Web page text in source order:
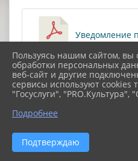
Уведомление
нанимателя о
оплачиваемую работу
KiB)
Пользуясь нашим сайтом, вы
обработки персональных
веб-сайт и другие
сервисы используют cookies
"Госуслуги", "PRO.Культура",
Подробнее
Подтверждаю